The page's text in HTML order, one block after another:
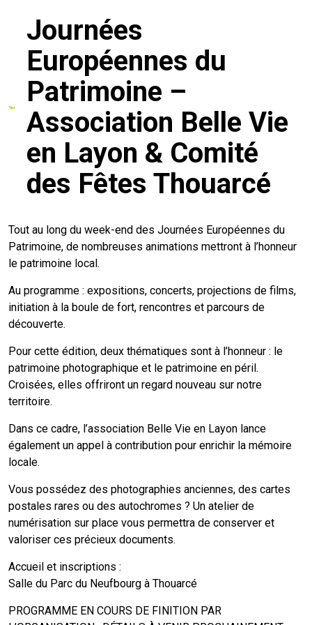
municipaux
sur la commune
d’urbanisme
domaine public
loisirs
Journées
Européennes du
Patrimoine –
Association Belle Vie
en Layon & Comité
des Fêtes Thouarcé
Tout au long du week-end des Journées Européennes du
Patrimoine, de nombreuses animations mettront à l’honneur
le patrimoine local.
Au programme : expositions, concerts, projections de films,
initiation à la boule de fort, rencontres et parcours de
découverte.
Pour cette édition, deux thématiques sont à l’honneur : le
patrimoine photographique et le patrimoine en péril.
Croisées, elles offriront un regard nouveau sur notre
territoire.
Dans ce cadre, l’association Belle Vie en Layon lance
également un appel à contribution pour enrichir la mémoire
locale.
Vous possédez des photographies anciennes, des cartes
postales rares ou des autochromes ? Un atelier de
numérisation sur place vous permettra de conserver et
valoriser ces précieux documents.
Accueil et inscriptions :
Salle du Parc du Neufbourg à Thouarcé
PROGRAMME EN COURS DE FINITION PAR